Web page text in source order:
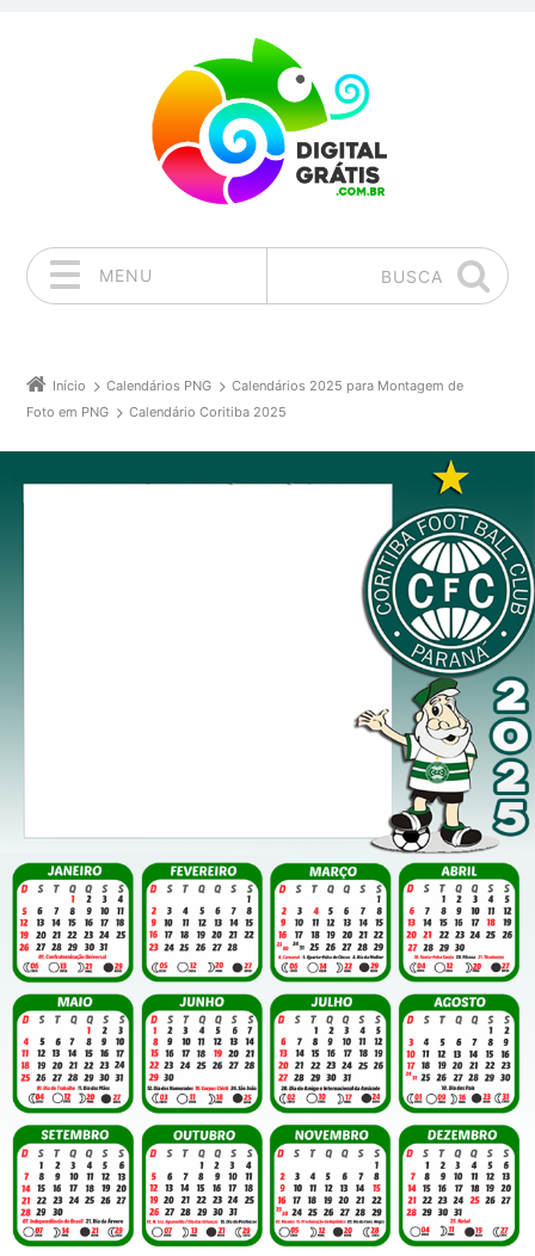
MENU BUSCA
Início Calendários PNG
Calendários 2025 para Montagem de
Foto em PNG
Calendário Coritiba 2025